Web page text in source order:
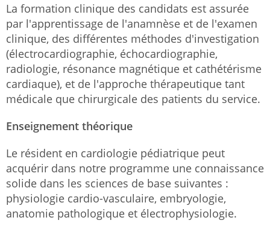
La formation clinique des candidats est assurée
par l'apprentissage de l'anamnèse et de l'examen
clinique, des différentes méthodes d'investigation
(électrocardiographie, échocardiographie,
radiologie, résonance magnétique et cathétérisme
cardiaque), et de l'approche thérapeutique tant
médicale que chirurgicale des patients du service.
Enseignement théorique
Le résident en cardiologie pédiatrique peut
acquérir dans notre programme une connaissance
solide dans les sciences de base suivantes :
physiologie cardio-vasculaire, embryologie,
anatomie pathologique et électrophysiologie.